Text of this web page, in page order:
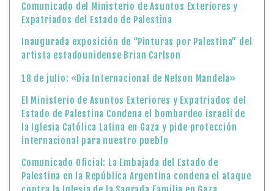
Comunicado del Ministerio de Asuntos Exteriores y
Expatriados del Estado de Palestina
Inaugurada exposición de “Pinturas por Palestina” del
artista estadounidense Brian Carlson
18 de julio: «Día Internacional de Nelson Mandela»
El Ministerio de Asuntos Exteriores y Expatriados del
Estado de Palestina Condena el bombardeo israelí de
la Iglesia Católica Latina en Gaza y pide protección
internacional para nuestro pueblo
Comunicado Oficial: La Embajada del Estado de
Palestina en la República Argentina condena el ataque